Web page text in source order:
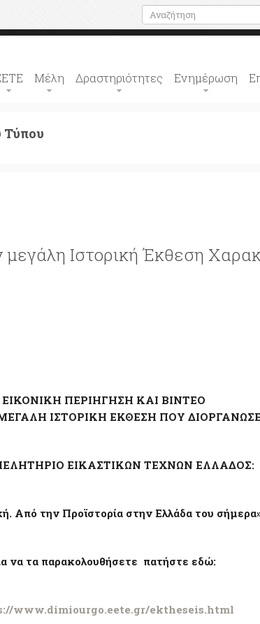
Μέλη Δραστηριότητες Ενημέρωση
Τύπου
μεγάλη Ιστορική Έκθεση
ΕΙΚΟΝΙΚΗ ΠΕΡΙΗΓΗΣΗ ΚΑΙ ΒΙΝΤΕΟ
ΙΣΤΟΡΙΚΗ ΕΚΘΕΣΗ ΠΟΥ
ΕΙΚΑΣΤΙΚΩΝ ΤΕΧΝΩΝ ΕΛΛΑΔΟΣ:
Από την Προϊστορία στην Ελλάδα του
να τα παρακολουθήσετε πατήστε εδώ:
www.dimiourgo.eete.gr/ektheseis.html